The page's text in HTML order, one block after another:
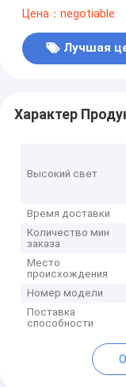
Windows
Цена：negotiable
Лучшая
Характер
Высокий свет
Время доставки
Количество мин
заказа
Место
происхождения
Номер модели
Поставка
способности